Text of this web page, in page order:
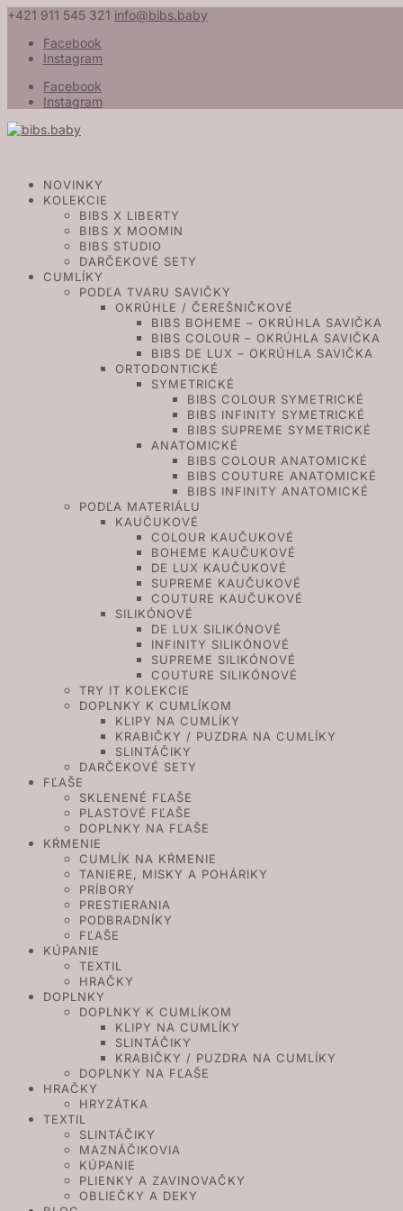
+421 911 545 321 info@bibs.baby
Facebook
Instagram
Facebook
Instagram
NOVINKY
KOLEKCIE
BIBS X LIBERTY
BIBS X MOOMIN
BIBS STUDIO
DARČEKOVÉ SETY
CUMLÍKY
PODĽA TVARU SAVIČKY
OKRÚHLE / ČEREŠNIČKOVÉ
BIBS BOHEME – OKRÚHLA SAVIČKA
BIBS COLOUR – OKRÚHLA SAVIČKA
BIBS DE LUX – OKRÚHLA SAVIČKA
ORTODONTICKÉ
SYMETRICKÉ
BIBS COLOUR SYMETRICKÉ
BIBS INFINITY SYMETRICKÉ
BIBS SUPREME SYMETRICKÉ
ANATOMICKÉ
BIBS COLOUR ANATOMICKÉ
BIBS COUTURE ANATOMICKÉ
BIBS INFINITY ANATOMICKÉ
PODĽA MATERIÁLU
KAUČUKOVÉ
COLOUR KAUČUKOVÉ
BOHEME KAUČUKOVÉ
DE LUX KAUČUKOVÉ
SUPREME KAUČUKOVÉ
COUTURE KAUČUKOVÉ
SILIKÓNOVÉ
DE LUX SILIKÓNOVÉ
INFINITY SILIKÓNOVÉ
SUPREME SILIKÓNOVÉ
COUTURE SILIKÓNOVÉ
TRY IT KOLEKCIE
DOPLNKY K CUMLÍKOM
KLIPY NA CUMLÍKY
KRABIČKY / PUZDRA NA CUMLÍKY
SLINTÁČIKY
DARČEKOVÉ SETY
FĽAŠE
SKLENENÉ FĽAŠE
PLASTOVÉ FĽAŠE
DOPLNKY NA FĽAŠE
KŔMENIE
CUMLÍK NA KŔMENIE
TANIERE, MISKY A POHÁRIKY
PRÍBORY
PRESTIERANIA
PODBRADNÍKY
FĽAŠE
KÚPANIE
TEXTIL
HRAČKY
DOPLNKY
DOPLNKY K CUMLÍKOM
KLIPY NA CUMLÍKY
SLINTÁČIKY
KRABIČKY / PUZDRA NA CUMLÍKY
DOPLNKY NA FĽAŠE
HRAČKY
HRYZÁTKA
TEXTIL
SLINTÁČIKY
MAZNÁČIKOVIA
KÚPANIE
PLIENKY A ZAVINOVAČKY
OBLIEČKY A DEKY